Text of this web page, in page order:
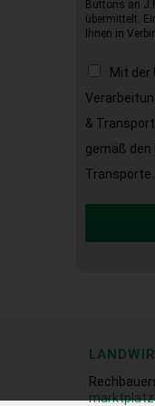
Buttons an
übermittelt.
Ihnen in
Mit der
&
gemäß den
Transporte.